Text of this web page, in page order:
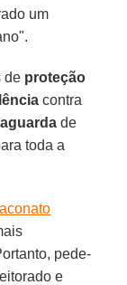
um
de proteção
contra
de
toda a
pede-
e